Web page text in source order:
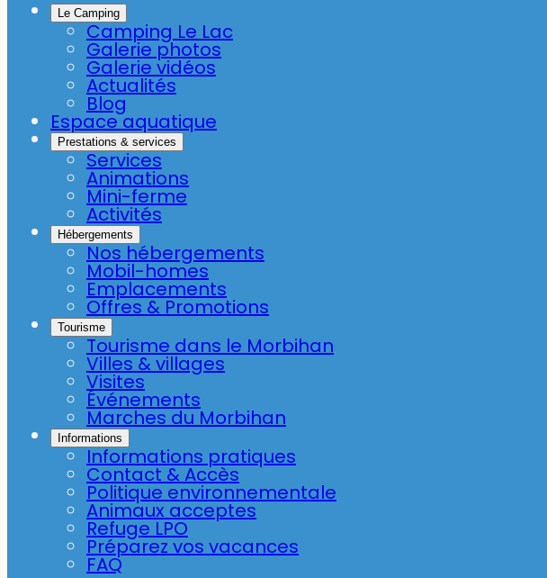
Le Camping
Camping Le Lac
Galerie photos
Galerie vidéos
Actualités
Blog
Espace aquatique
Prestations & services
Services
Animations
Mini-ferme
Activités
Hébergements
Nos hébergements
Mobil-homes
Emplacements
Offres & Promotions
Tourisme
Tourisme dans le Morbihan
Villes & villages
Visites
Événements
Marches du Morbihan
Informations
Informations pratiques
Contact & Accès
Politique environnementale
Animaux acceptes
Refuge LPO
Préparez vos vacances
FAQ